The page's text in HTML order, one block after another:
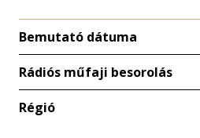
Bemutató dátuma
Rádiós műfaji besorolás
Régió